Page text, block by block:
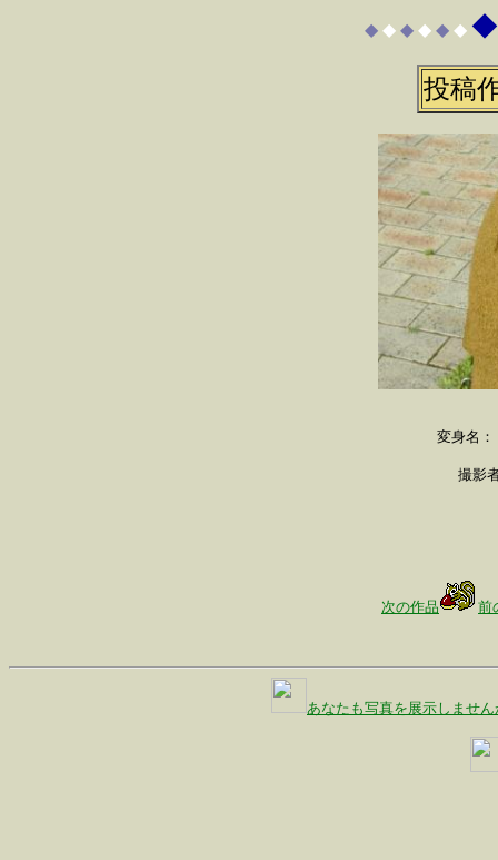
◆ ◆ ◆ ◆ ◆ ◆ ◆
投稿
変身名
撮影
次の作品 前
あなたも写真を展示しません